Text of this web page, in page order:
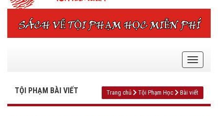
TỘI PHẠM BÀI VIẾT Trang chủ Tội Phạm Học Bài viết